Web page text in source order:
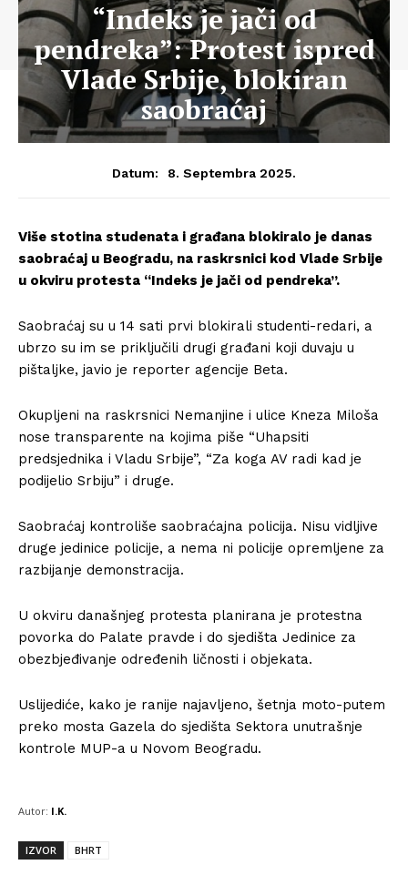
“Indeks je jači od
pendreka”: Protest ispred
Vlade Srbije, blokiran
saobraćaj
Datum: 8. Septembra 2025.
Više stotina studenata i građana blokiralo je danas
saobraćaj u Beogradu, na raskrsnici kod Vlade Srbije
u okviru protesta “Indeks je jači od pendreka”.
Saobraćaj su u 14 sati prvi blokirali studenti-redari, a
ubrzo su im se priključili drugi građani koji duvaju u
pištaljke, javio je reporter agencije Beta.
Okupljeni na raskrsnici Nemanjine i ulice Kneza Miloša
nose transparente na kojima piše “Uhapsiti
predsjednika i Vladu Srbije”, “Za koga AV radi kad je
podijelio Srbiju” i druge.
Saobraćaj kontroliše saobraćajna policija. Nisu vidljive
druge jedinice policije, a nema ni policije opremljene za
razbijanje demonstracija.
U okviru današnjeg protesta planirana je protestna
povorka do Palate pravde i do sjedišta Jedinice za
obezbjeđivanje određenih ličnosti i objekata.
Uslijediće, kako je ranije najavljeno, šetnja moto-putem
preko mosta Gazela do sjedišta Sektora unutrašnje
kontrole MUP-a u Novom Beogradu.
Autor: I.K.
IZVOR BHRT